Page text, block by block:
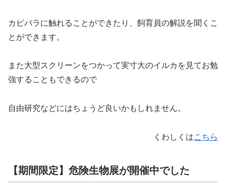
カピバラに触れることができたり、飼育員の解説を聞くこ
とができます。
また大型スクリーンをつかって実寸大のイルカを見てお勉
強することもできるので
自由研究などにはちょうど良いかもしれません。
くわしくはこちら
【期間限定】危険生物展が開催中でした